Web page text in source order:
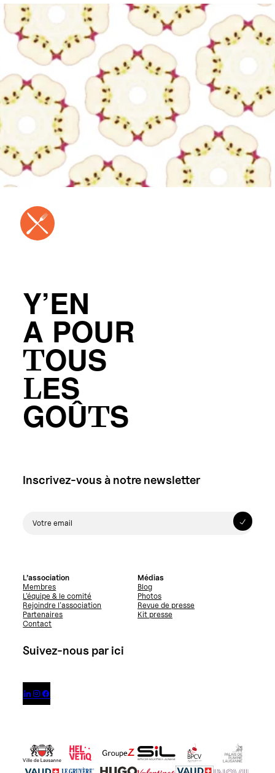
Y’EN
A POUR
TOUS
LES
GOÛTS
Inscrivez-vous à notre newsletter
L’association
Membres
L’équipe & le comité
Rejoindre l’association
Partenaires
Contact
Médias
Blog
Photos
Revue de presse
Kit presse
Suivez-nous par ici
  